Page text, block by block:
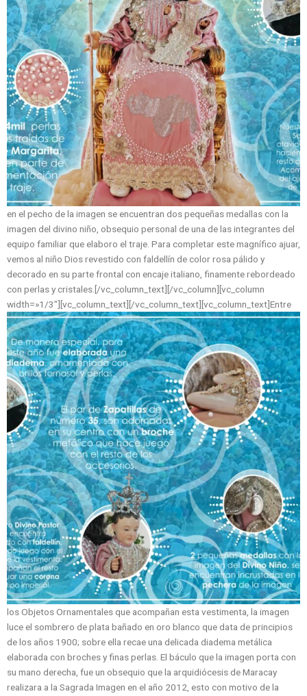
en el pecho de la imagen se encuentran dos pequeñas medallas con la
imagen del divino niño, obsequio personal de una de las integrantes del
equipo familiar que elaboro el traje. Para completar este magnífico ajuar,
vemos al niño Dios revestido con faldellín de color rosa pálido y
decorado en su parte frontal con encaje italiano, finamente rebordeado
con perlas y cristales.[/vc_column_text][/vc_column][vc_column
width=»1/3″][vc_column_text] [/vc_column_text][vc_column_text]Entre
los Objetos Ornamentales que acompañan esta vestimenta, la imagen
luce el sombrero de plata bañado en oro blanco que data de principios
de los años 1900; sobre ella recae una delicada diadema metálica
elaborada con broches y finas perlas. El báculo que la imagen porta con
su mano derecha, fue un obsequio que la arquidiócesis de Maracay
realizara a la Sagrada Imagen en el año 2012, esto con motivo de la